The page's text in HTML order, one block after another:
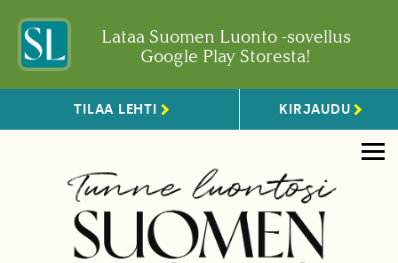
Lataa Suomen Luonto -sovellus
Google Play Storesta!
TILAA LEHTI KIRJAUDU